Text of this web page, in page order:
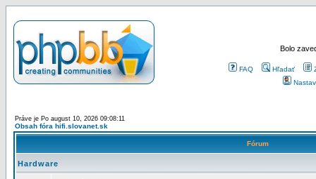
Bolo
FAQ Hľadať
Práve je Po august 10, 2026 09:08:11
Obsah fóra hifi.slovanet.sk
Fórum
Hardware